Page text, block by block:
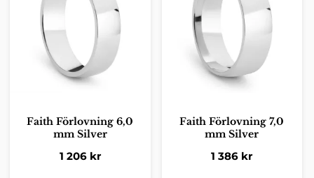
Faith Förlovning 6,0
mm Silver
1 206kr
Faith Förlovning 7,0
mm Silver
1 386 kr